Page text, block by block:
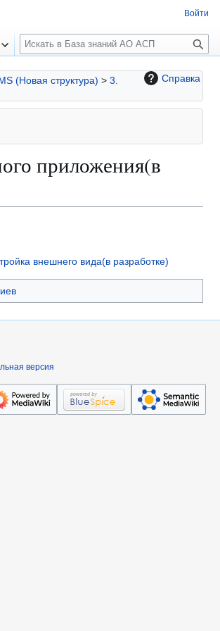
Справка
(Новая структура) > 3.
приложения(в
внешнего вида(в разработке)
Войти
П
о
и
с
к
версия